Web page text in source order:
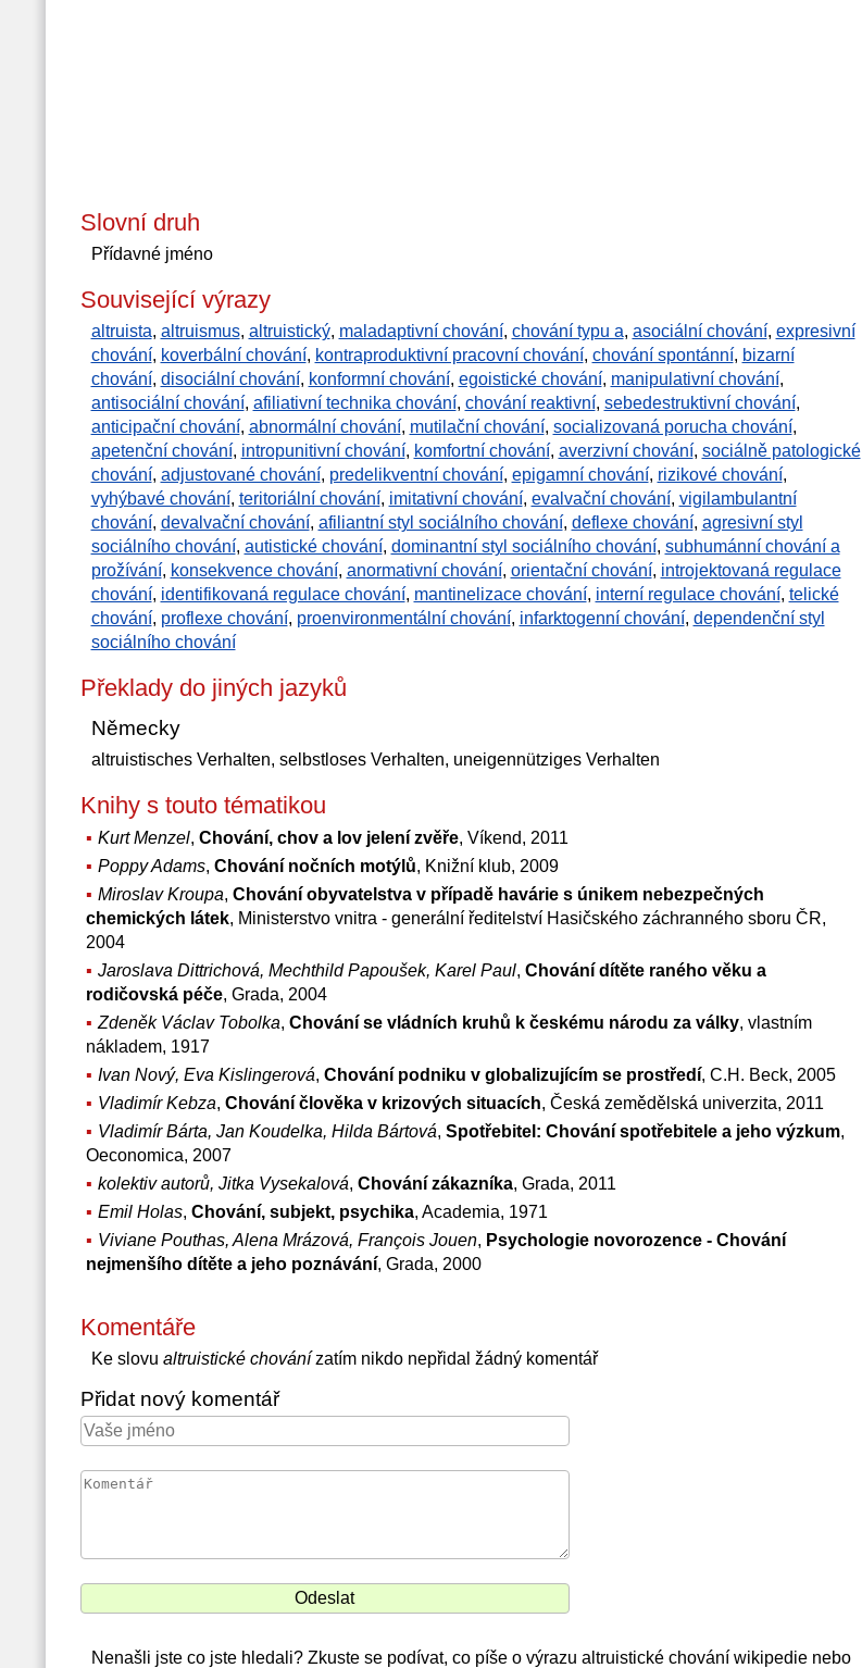
Slovní druh
Přídavné jméno
Související výrazy
altruista, altruismus, altruistický, maladaptivní chování, chování typu a, asociální chování, expresivní
chování, koverbální chování, kontraproduktivní pracovní chování, chování spontánní, bizarní
chování, disociální chování, konformní chování, egoistické chování, manipulativní chování,
antisociální chování, afiliativní technika chování, chování reaktivní, sebedestruktivní chování,
anticipační chování, abnormální chování, mutilační chování, socializovaná porucha chování,
apetenční chování, intropunitivní chování, komfortní chování, averzivní chování, sociálně patologické
chování, adjustované chování, predelikventní chování, epigamní chování, rizikové chování,
vyhýbavé chování, teritoriální chování, imitativní chování, evalvační chování, vigilambulantní
chování, devalvační chování, afiliantní styl sociálního chování, deflexe chování, agresivní styl
sociálního chování, autistické chování, dominantní styl sociálního chování, subhumánní chování a
prožívání, konsekvence chování, anormativní chování, orientační chování, introjektovaná regulace
chování, identifikovaná regulace chování, mantinelizace chování, interní regulace chování, telické
chování, proflexe chování, proenvironmentální chování, infarktogenní chování, dependenční styl
sociálního chování
Překlady do jiných jazyků
Německy
altruistisches Verhalten, selbstloses Verhalten, uneigennütziges Verhalten
Knihy s touto tématikou
Kurt Menzel, Chování, chov a lov jelení zvěře, Víkend, 2011
Poppy Adams, Chování nočních motýlů, Knižní klub, 2009
Miroslav Kroupa, Chování obyvatelstva v případě havárie s únikem nebezpečných
chemických látek, Ministerstvo vnitra - generální ředitelství Hasičského záchranného sboru ČR,
2004
Jaroslava Dittrichová, Mechthild Papoušek, Karel Paul, Chování dítěte raného věku a
rodičovská péče, Grada, 2004
Zdeněk Václav Tobolka, Chování se vládních kruhů k českému národu za války, vlastním
nákladem, 1917
Ivan Nový, Eva Kislingerová, Chování podniku v globalizujícím se prostředí, C.H. Beck, 2005
Vladimír Kebza, Chování člověka v krizových situacích, Česká zemědělská univerzita, 2011
Vladimír Bárta, Jan Koudelka, Hilda Bártová, Spotřebitel: Chování spotřebitele a jeho výzkum,
Oeconomica, 2007
kolektiv autorů, Jitka Vysekalová, Chování zákazníka, Grada, 2011
Emil Holas, Chování, subjekt, psychika, Academia, 1971
Viviane Pouthas, Alena Mrázová, François Jouen, Psychologie novorozence - Chování
nejmenšího dítěte a jeho poznávání, Grada, 2000
Komentáře
Ke slovu altruistické chovánízatím nikdo nepřidal žádný komentář
Přidat nový komentář
Nenašli jste co jste hledali? Zkuste se podívat, co píše o výrazu altruistické chování wikipedie nebo